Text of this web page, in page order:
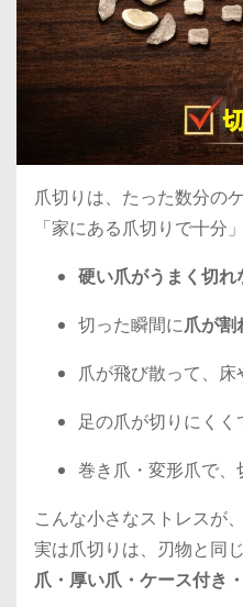
爪切りは、たった数分の
「家にある爪切りで十
硬い爪がうまく切れ
切った瞬間に爪が割
爪が飛び散って、床
足の爪が切りにく
巻き爪・変形爪で、
こんな小さなストレスが
実は爪切りは、刃物と同
爪・厚い爪・ケース付き